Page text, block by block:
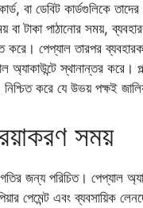
বা ডেবিট কার্ডগুলিকে
বা টাকা পাঠানোর সময়,
পেপ্যাল ​​তারপর
​​অ্যাকাউন্টে স্থানান্তর করে।
করে যে উভয় পক্ষই
সময়
জন্য পরিচিত। পেপ্যাল
পেমেন্ট এবং ব্যবসায়িক